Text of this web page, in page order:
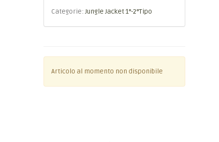
Categorie:Jungle Jacket 1°-2°Tipo
Articolo al momento non disponibile